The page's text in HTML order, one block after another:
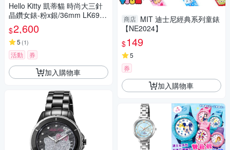
Hello Kitty 凱蒂貓 時尚大三針
晶鑽女錶-粉x銀/36mm LK691L
WPA-S 七夕寵愛季 送禮推薦
$2,600
5 (1)
活動 券
加入購物車
商店 MIT 迪士尼經典系列童錶
【NE2024】
$149
5
券
加入購物車